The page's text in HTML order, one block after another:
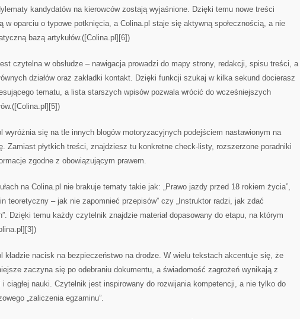
kandydatów na kierowców zostają wyjaśnione. Dzięki temu nowe treści
w oparciu o typowe potknięcia, a Colina.pl staje się aktywną społecznością, a nie
bazą artykułów.([Colina.pl][6])
czytelna w obsłudze – nawigacja prowadzi do mapy strony, redakcji, spisu treści, a
działów oraz zakładki kontakt. Dzięki funkcji szukaj w kilka sekund docierasz
tematu, a lista starszych wpisów pozwala wrócić do wcześniejszych
wyróżnia się na tle innych blogów motoryzacyjnych podejściem nastawionym na
Zamiast płytkich treści, znajdziesz tu konkretne check-listy, rozszerzone poradniki
zgodne z obowiązującym prawem.
na Colina.pl nie brakuje tematy takie jak: „Prawo jazdy przed 18 rokiem życia”,
teoretyczny – jak nie zapomnieć przepisów” czy „Instruktor radzi, jak zdać
Dzięki temu każdy czytelnik znajdzie materiał dopasowany do etapu, na którym
kładzie nacisk na bezpieczeństwo na drodze. W wielu tekstach akcentuje się, że
zaczyna się po odebraniu dokumentu, a świadomość zagrożeń wynikają z
i ciągłej nauki. Czytelnik jest inspirowany do rozwijania kompetencji, a nie tylko do
„zaliczenia egzaminu”.